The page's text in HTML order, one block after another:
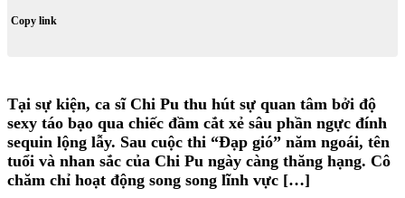
Copy link
Tại sự kiện, ca sĩ Chi Pu thu hút sự quan tâm bởi độ
sexy táo bạo qua chiếc đầm cắt xẻ sâu phần ngực đính
sequin lộng lẫy. Sau cuộc thi “Đạp gió” năm ngoái, tên
tuổi và nhan sắc của Chi Pu ngày càng thăng hạng. Cô
chăm chỉ hoạt động song song lĩnh vực […]